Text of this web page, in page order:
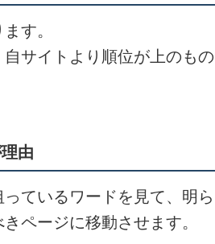
す。
サイトより順位が上のもの
由
ているワードを見て、明ら
ページに移動させます。